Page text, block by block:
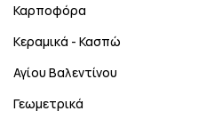
Καρποφόρα
Κεραμικά - Κασπώ
Αγίου Βαλεντίνου
Γεωμετρικά